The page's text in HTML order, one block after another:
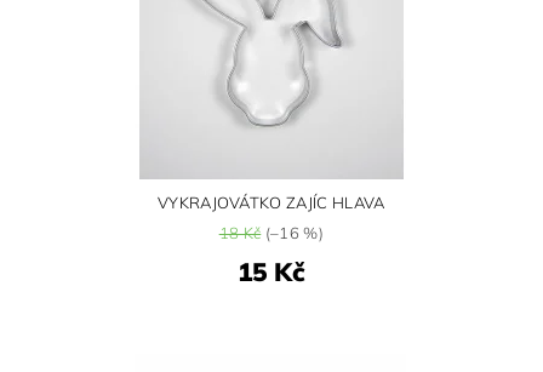
VYKRAJOVÁTKO ZAJÍC HLAVA
18 Kč(–16 %)
15 Kč